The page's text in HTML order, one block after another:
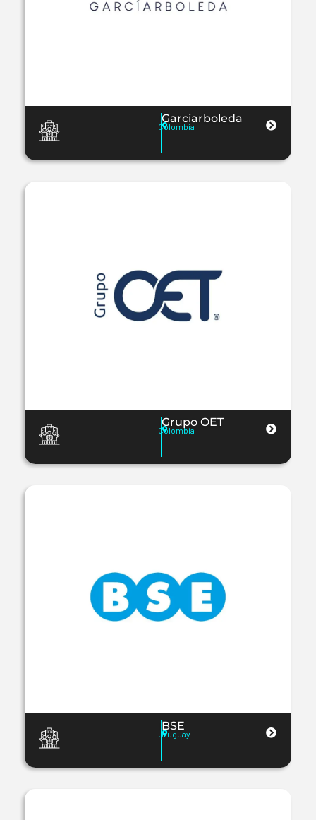
Garciarboleda
Colombia
Grupo OET
Colombia
BSE
Uruguay